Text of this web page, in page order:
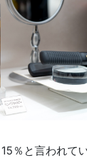
％と言われて